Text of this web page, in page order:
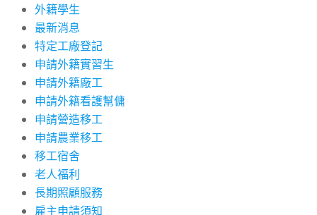
外籍學生
最新消息
特定工廠登記
申請外籍實習生
申請外籍廠工
申請外籍看護幫傭
申請營造移工
申請農業移工
移工宿舍
老人福利
長期照顧服務
雇主申請須知